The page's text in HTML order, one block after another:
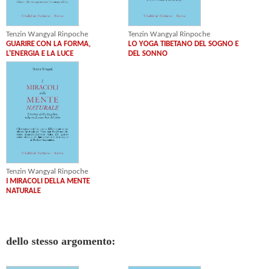
Tenzin Wangyal Rinpoche
GUARIRE CON LA FORMA,
L'ENERGIA E LA LUCE
Tenzin Wangyal Rinpoche
LO YOGA TIBETANO DEL SOGNO E
DEL SONNO
Tenzin Wangyal Rinpoche
I MIRACOLI DELLA MENTE
NATURALE
dello stesso argomento: